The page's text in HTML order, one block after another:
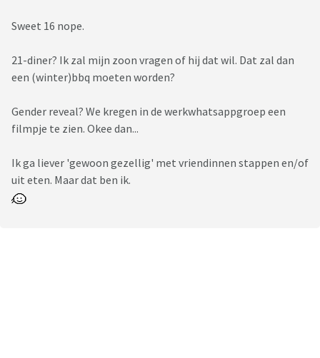
Sweet 16 nope.
21-diner? Ik zal mijn zoon vragen of hij dat wil. Dat zal dan
een (winter)bbq moeten worden?
Gender reveal? We kregen in de werkwhatsappgroep een
filmpje te zien. Okee dan...
Ik ga liever 'gewoon gezellig' met vriendinnen stappen en/of
uit eten. Maar dat ben ik.